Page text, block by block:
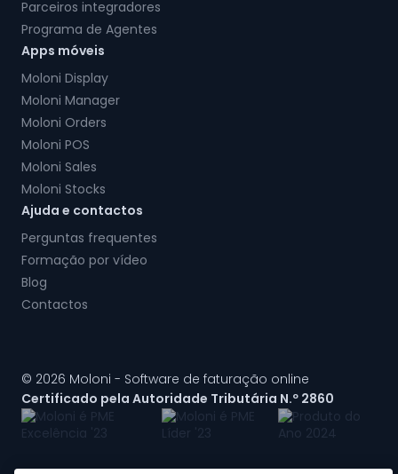
Parceiros integradores
Programa de Agentes
Apps móveis
Moloni Display
Moloni Manager
Moloni Orders
Moloni POS
Moloni Sales
Moloni Stocks
Ajuda e contactos
Perguntas frequentes
Formação por vídeo
Blog
Contactos
© 2026 Moloni - Software de faturação online
Certificado pela Autoridade Tributária N.º 2860